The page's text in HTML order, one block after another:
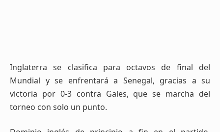
Inglaterra se clasifica para octavos de final del
Mundial y se enfrentará a Senegal, gracias a su
victoria por 0-3 contra Gales, que se marcha del
torneo con solo un punto.